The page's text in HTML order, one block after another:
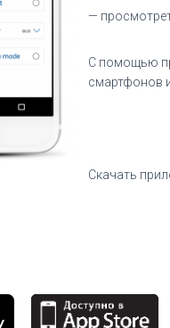
—
С помощью
смартфонов
Скачать